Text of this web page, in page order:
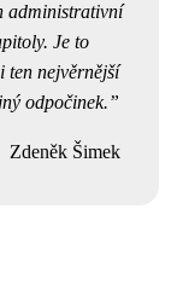
administrativní
Je to
ten nejvěrnější
odpočinek.
Zdeněk Šimek